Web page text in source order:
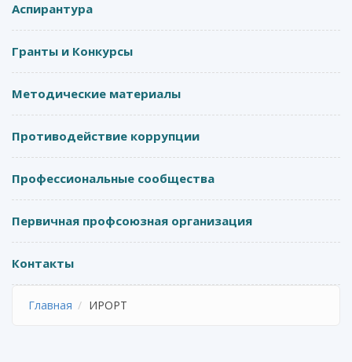
Аспирантура
Гранты и Конкурсы
Методические материалы
Противодействие коррупции
Профессиональные сообщества
Первичная профсоюзная организация
Контакты
Главная ИРОРТ